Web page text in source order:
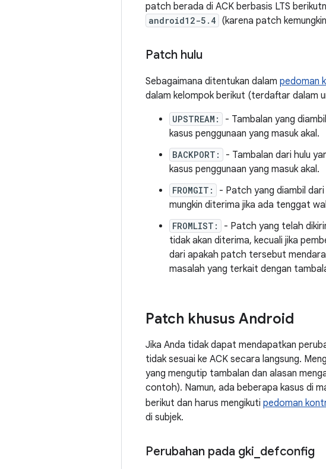
patch berada di ACK berbasis LTS
android12-5.4 (karena patch
Patch hulu
Sebagaimana ditentukan dalam pedoman
dalam kelompok berikut (terdaftar dalam
UPSTREAM:
- Tambalan yang
kasus penggunaan yang masuk akal.
BACKPORT:
- Tambalan dari hulu
kasus penggunaan yang masuk akal.
FROMGIT:
- Patch yang diambil
mungkin diterima jika ada tenggat
FROMLIST:
- Patch yang telah
tidak akan diterima, kecuali jika
dari apakah patch tersebut
masalah yang terkait dengan
Patch khusus Android
Jika Anda tidak dapat mendapatkan
tidak sesuai ke ACK secara langsung.
yang mengutip tambalan dan alasan
contoh). Namun, ada beberapa kasus di
berikut dan harus mengikuti pedoman
di subjek.
Perubahan pada gki defconfig